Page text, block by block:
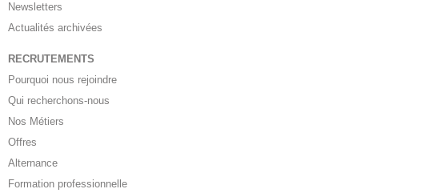
Newsletters
Actualités archivées
RECRUTEMENTS
Pourquoi nous rejoindre
Qui recherchons-nous
Nos Métiers
Offres
Alternance
Formation professionnelle